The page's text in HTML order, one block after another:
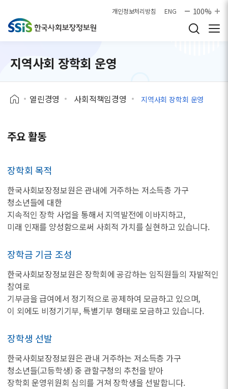
개인정보처리방침 ENG 100%
지역사회 장학회 운영
열린경영 사회적책임경영 지역사회 장학회 운영
주요 활동
장학회 목적
한국사회보장정보원은 관내에 거주하는 저소득층 가구
청소년들에 대한
지속적인 장학 사업을 통해서 지역발전에 이바지하고,
미래 인재를 양성함으로써 사회적 가치를 실현하고 있습니다.
장학금 기금 조성
한국사회보장정보원은 장학회에 공감하는 임직원들의 자발적인
참여로
기부금을 급여에서 정기적으로 공제하여 모금하고 있으며,
이 외에도 비정기기부, 특별기부 형태로 모금하고 있습니다.
장학생 선발
한국사회보장정보원은 관내 거주하는 저소득층 가구
청소년들(고등학생) 중 관할구청의 추천을 받아
장학회 운영위원회 심의를 거쳐 장학생을 선발합니다.